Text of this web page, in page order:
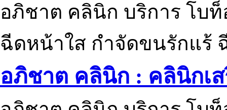
อภิชาต คลินิก บริการ โบ
ฉีดหน้าใส กำจัดขนรักแร้
อภิชาต คลินิก : คลินิกเ